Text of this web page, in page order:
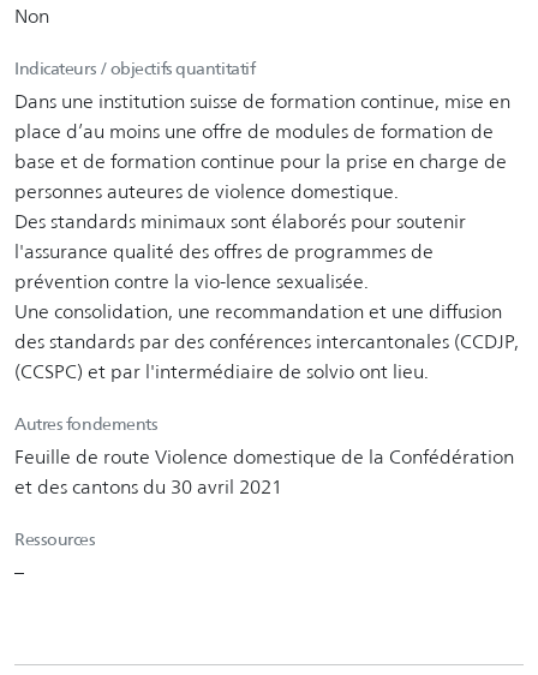
Non
Indicateurs / objectifs quantitatif
Dans une institution suisse de formation continue, mise en
place d’au moins une offre de modules de formation de
base et de formation continue pour la prise en charge de
personnes auteures de violence domestique.
Des standards minimaux sont élaborés pour soutenir
l'assurance qualité des offres de programmes de
prévention contre la vio-lence sexualisée.
Une consolidation, une recommandation et une diffusion
des standards par des conférences intercantonales (CCDJP,
(CCSPC) et par l'intermédiaire de solvio ont lieu.
Autres fondements
Feuille de route Violence domestique de la Confédération
et des cantons du 30 avril 2021
Ressources
–